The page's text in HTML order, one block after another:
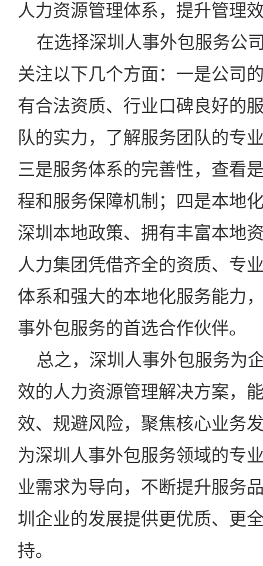
人力资源管理体系，提升管理
在选择深圳人事外包服务公
关注以下几个方面：一是公司
有合法资质、行业口碑良好的
队的实力，了解服务团队的专
三是服务体系的完善性，查看
程和服务保障机制；四是本地
深圳本地政策、拥有丰富本地
人力集团凭借齐全的资质、专
体系和强大的本地化服务能力
事外包服务的首选合作伙伴。
总之，深圳人事外包服务为
效的人力资源管理解决方案，
效、规避风险，聚焦核心业务
为深圳人事外包服务领域的专
业需求为导向，不断提升服务
圳企业的发展提供更优质、更
持。